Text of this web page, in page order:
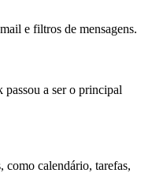
e filtros de mensagens.
a ser o principal
calendário, tarefas,